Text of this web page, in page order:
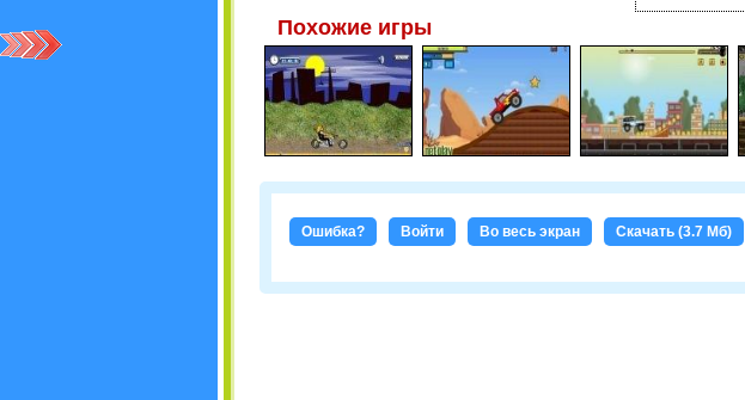
Похожие игры
Ошибка? Войти Во весь экран Скачать (3.7 Мб)